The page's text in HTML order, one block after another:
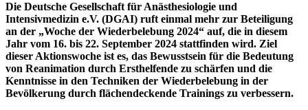
Die Deutsche Gesellschaft für Anästhesiologie und
Intensivmedizin e.V. (DGAI) ruft einmal mehr zur Beteiligung
an der „Woche der Wiederbelebung 2024“ auf, die in diesem
Jahr vom 16. bis 22. September 2024 stattfinden wird. Ziel
dieser Aktionswoche ist es, das Bewusstsein für die Bedeutung
von Reanimation durch Ersthelfende zu schärfen und die
Kenntnisse in den Techniken der Wiederbelebung in der
Bevölkerung durch flächendeckende Trainings zu verbessern.